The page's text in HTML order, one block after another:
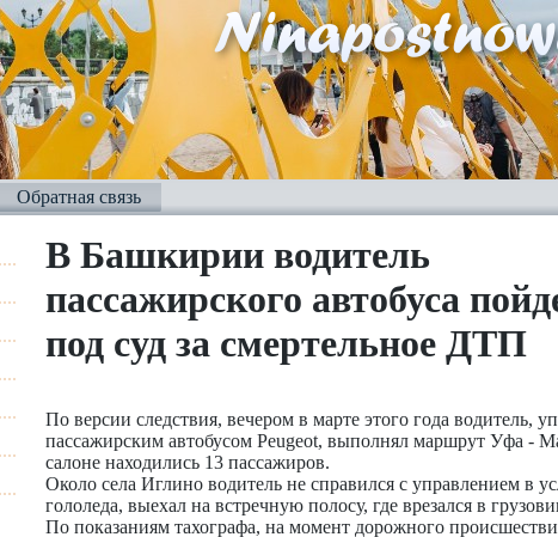
Обратная связь
В Башкирии водитель
пассажирского автобуса
под суд за смертельное ДТП
По версии следствия, вечером в марте этого года водитель,
пассажирским автобусом Peugeot, выполнял маршрут Уфа -
салоне находились 13 пассажиров.
Около села Иглино водитель не справился с управлением в
гололеда, выехал на встречную полосу, где врезался в
По показаниям тахографа, на момент дорожного